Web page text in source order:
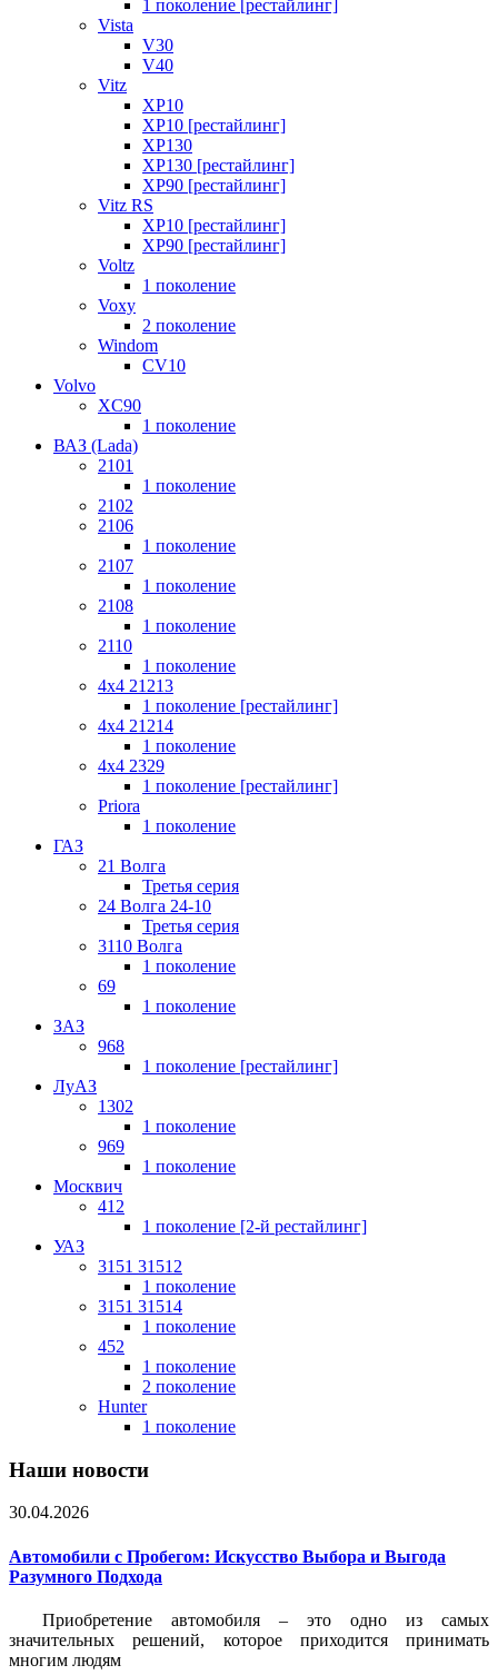
1 поколение [рестайлинг]
Vista
V30
V40
Vitz
XP10
XP10 [рестайлинг]
XP130
XP130 [рестайлинг]
XP90 [рестайлинг]
Vitz RS
XP10 [рестайлинг]
XP90 [рестайлинг]
Voltz
1 поколение
Voxy
2 поколение
Windom
СV10
Volvo
XC90
1 поколение
ВАЗ (Lada)
2101
1 поколение
2102
2106
1 поколение
2107
1 поколение
2108
1 поколение
2110
1 поколение
4x4 21213
1 поколение [рестайлинг]
4x4 21214
1 поколение
4x4 2329
1 поколение [рестайлинг]
Priora
1 поколение
ГАЗ
21 Волга
Третья серия
24 Волга 24-10
Третья серия
3110 Волга
1 поколение
69
1 поколение
ЗАЗ
968
1 поколение [рестайлинг]
ЛуАЗ
1302
1 поколение
969
1 поколение
Москвич
412
1 поколение [2-й рестайлинг]
УАЗ
3151 31512
1 поколение
3151 31514
1 поколение
452
1 поколение
2 поколение
Hunter
1 поколение
Наши новости
30.04.2026
Автомобили с Пробегом: Искусство Выбора и Выгода
Разумного Подхода
Приобретение автомобиля – это одно из самых
значительных решений, которое приходится принимать
многим людям